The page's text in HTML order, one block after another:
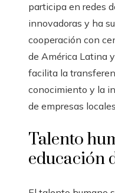
participa en redes
innovadoras y ha
cooperación con
de América Latina
facilita la
conocimiento y la
de empresas
Talento
educación